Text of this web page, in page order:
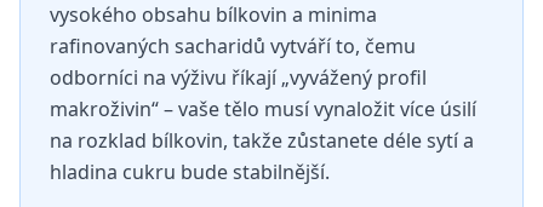
vysokého obsahu bílkovin a minima
rafinovaných sacharidů vytváří to, čemu
odborníci na výživu říkají „vyvážený profil
makroživin“ – vaše tělo musí vynaložit více úsilí
na rozklad bílkovin, takže zůstanete déle sytí a
hladina cukru bude stabilnější.